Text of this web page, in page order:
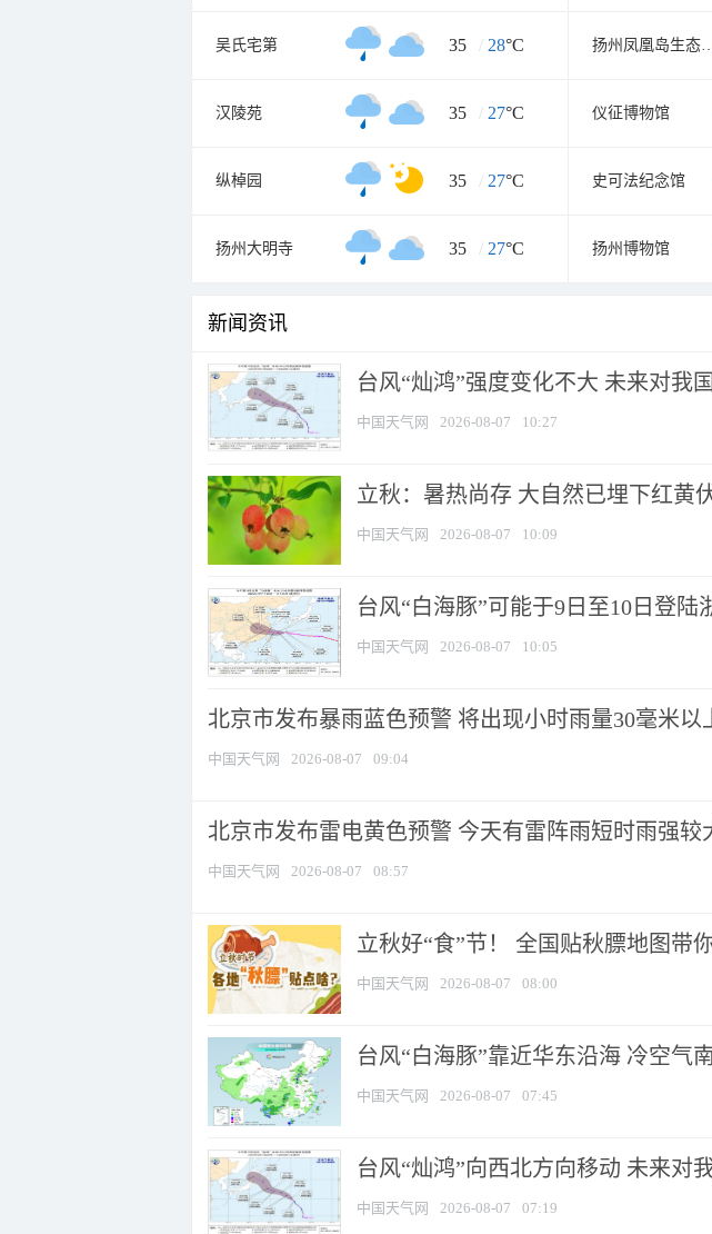
吴氏宅第 35 / 28°C 扬州凤凰岛
汉陵苑 35 / 27°C 仪征博物馆
纵棹园 35 / 27°C 史可法纪念馆
扬州大明寺 35 / 27°C 扬州博物馆
新闻资讯
台风“灿鸿”强度变化不大 未来对我
中国天气网 2026-08-07 10:27
立秋：暑热尚存 大自然已埋下红黄
中国天气网 2026-08-07 10:09
台风“白海豚”可能于9日至10日登陆
中国天气网 2026-08-07 10:05
北京市发布暴雨蓝色预警 将出现小时雨量30毫米以
中国天气网 2026-08-07 09:04
北京市发布雷电黄色预警 今天有雷阵雨短时雨强较
中国天气网 2026-08-07 08:57
立秋好“食”节！ 全国贴秋膘地图带
中国天气网 2026-08-07 08:00
台风“白海豚”靠近华东沿海 冷空气
中国天气网 2026-08-07 07:45
台风“灿鸿”向西北方向移动 未来对
中国天气网 2026-08-07 07:19